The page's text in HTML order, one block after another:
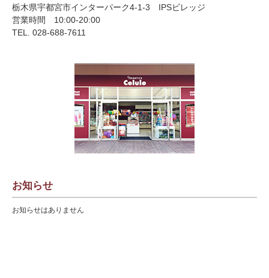
栃木県宇都宮市インターパーク4-1-3 IPSビレッジ
営業時間 10:00-20:00
TEL. 028-688-7611
お知らせ
お知らせはありません